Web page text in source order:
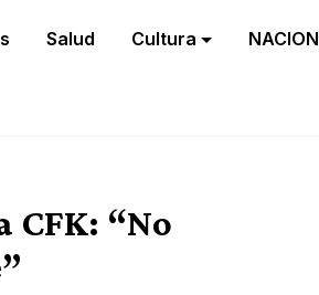
Salud Cultura NACION
CFK: “No